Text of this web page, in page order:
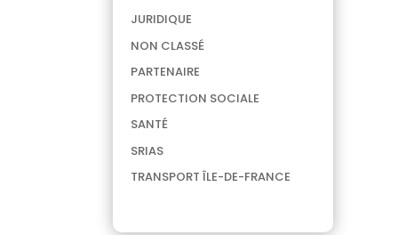
JURIDIQUE
NON CLASSÉ
PARTENAIRE
PROTECTION SOCIALE
SANTÉ
SRIAS
TRANSPORT ÎLE-DE-FRANCE